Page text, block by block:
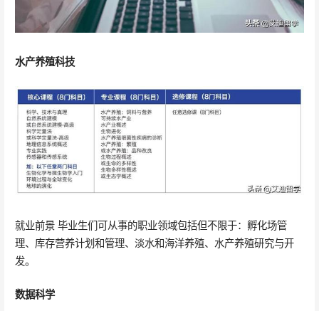
水产养殖科技
就业前景 毕业生们可从事的职业领域包括但不限于：孵化场管
理、库存营养计划和管理、淡水和海洋养殖、水产养殖研究与开
发。
数据科学